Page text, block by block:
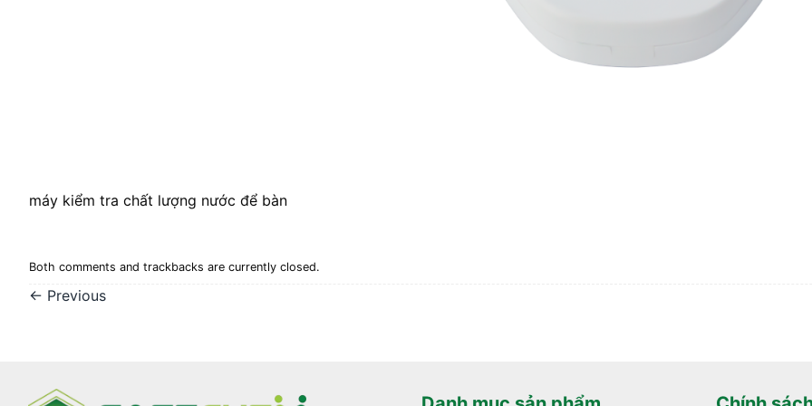
máy kiểm tra chất lượng nước để bàn
Both comments and trackbacks are currently closed.
← Previous